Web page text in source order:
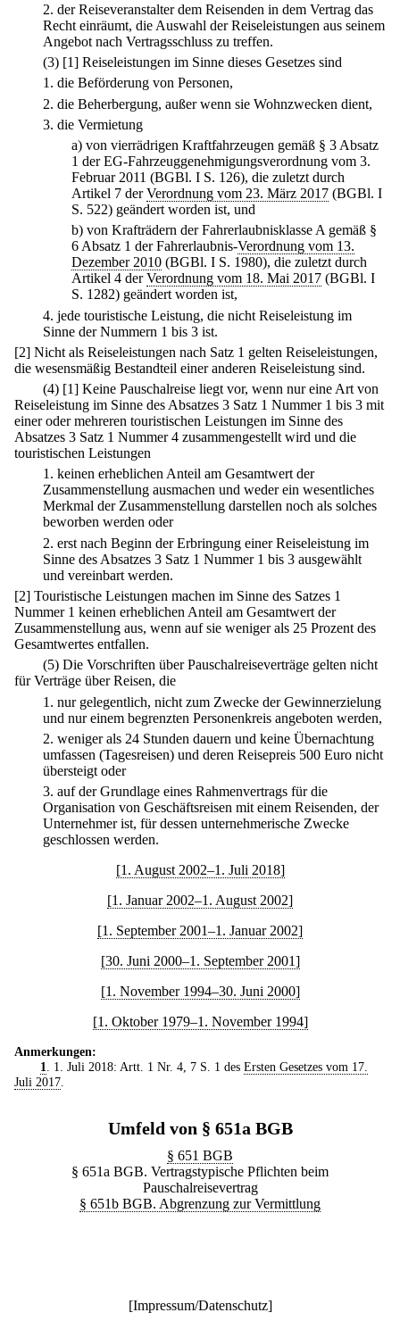
2. der Reiseveranstalter dem Reisenden in dem Vertrag das
Recht einräumt, die Auswahl der Reiseleistungen aus seinem
Angebot nach Vertragsschluss zu treffen.
(3) [1] Reiseleistungen im Sinne dieses Gesetzes sind
1. die Beförderung von Personen,
2. die Beherbergung, außer wenn sie Wohnzwecken dient,
3. die Vermietung
a) von vierrädrigen Kraftfahrzeugen gemäß § 3 Absatz
1 der EG-Fahrzeuggenehmigungsverordnung vom 3.
Februar 2011 (BGBl. I S. 126), die zuletzt durch
Artikel 7 derVerordnung vom 23. März 2017 (BGBl. I
S. 522) geändert worden ist, und
b) von Krafträdern der Fahrerlaubnisklasse A gemäß §
6 Absatz 1 der Fahrerlaubnis-Verordnung vom 13.
Dezember 2010 (BGBl. I S. 1980), die zuletzt durch
Artikel 4 derVerordnung vom 18. Mai 2017 (BGBl. I
S. 1282) geändert worden ist,
4. jede touristische Leistung, die nicht Reiseleistung im
Sinne der Nummern 1 bis 3 ist.
[2] Nicht als Reiseleistungen nach Satz 1 gelten Reiseleistungen,
die wesensmäßig Bestandteil einer anderen Reiseleistung sind.
(4) [1] Keine Pauschalreise liegt vor, wenn nur eine Art von
Reiseleistung im Sinne des Absatzes 3 Satz 1 Nummer 1 bis 3 mit
einer oder mehreren touristischen Leistungen im Sinne des
Absatzes 3 Satz 1 Nummer 4 zusammengestellt wird und die
touristischen Leistungen
1. keinen erheblichen Anteil am Gesamtwert der
Zusammenstellung ausmachen und weder ein wesentliches
Merkmal der Zusammenstellung darstellen noch als solches
beworben werden oder
2. erst nach Beginn der Erbringung einer Reiseleistung im
Sinne des Absatzes 3 Satz 1 Nummer 1 bis 3 ausgewählt
und vereinbart werden.
[2] Touristische Leistungen machen im Sinne des Satzes 1
Nummer 1 keinen erheblichen Anteil am Gesamtwert der
Zusammenstellung aus, wenn auf sie weniger als 25 Prozent des
Gesamtwertes entfallen.
(5) Die Vorschriften über Pauschalreiseverträge gelten nicht
für Verträge über Reisen, die
1. nur gelegentlich, nicht zum Zwecke der Gewinnerzielung
und nur einem begrenzten Personenkreis angeboten werden,
2. weniger als 24 Stunden dauern und keine Übernachtung
umfassen (Tagesreisen) und deren Reisepreis 500 Euro nicht
übersteigt oder
3. auf der Grundlage eines Rahmenvertrags für die
Organisation von Geschäftsreisen mit einem Reisenden, der
Unternehmer ist, für dessen unternehmerische Zwecke
geschlossen werden.
[1. August 2002–1. Juli 2018]
[1. Januar 2002–1. August 2002]
[1. September 2001–1. Januar 2002]
[30. Juni 2000–1. September 2001]
[1. November 1994–30. Juni 2000]
[1. Oktober 1979–1. November 1994]
Anmerkungen:
1
. 1. Juli 2018: Artt. 1 Nr. 4, 7 S. 1 des Ersten Gesetzes vom 17.
Juli 2017
Umfeld von § 651a BGB
§ 651 BGB
§ 651a BGB. Vertragstypische Pflichten beim
Pauschalreisevertrag
§ 651b BGB. Abgrenzung zur Vermittlung
[Impressum/Datenschutz]